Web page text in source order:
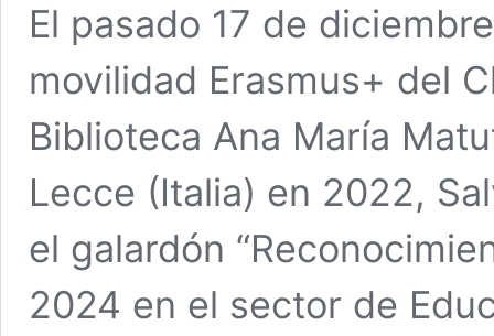
El pasado 17 de
movilidad Erasmus+ del
Biblioteca Ana María
Lecce (Italia) en 2022,
el galardón
2024 en el sector de